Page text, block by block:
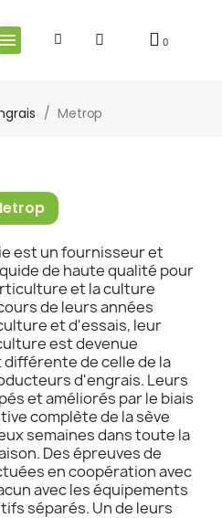
Metrop
est un fournisseur et
de haute qualité pour
et la culture
de leurs années
et d'essais, leur
est devenue
de celle de la
d'engrais. Leurs
et améliorés par le biais
complète de la sève
semaines dans toute la
Des épreuves de
en coopération avec
avec les équipements
séparés. Un de leurs